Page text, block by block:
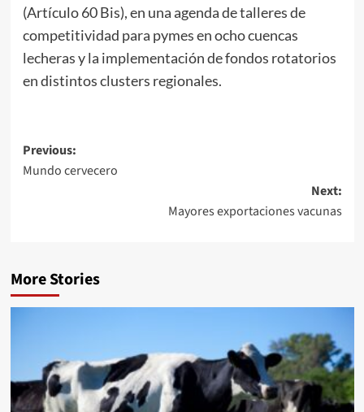
(Artículo 60 Bis), en una agenda de talleres de
competitividad para pymes en ocho cuencas
lecheras y la implementación de fondos rotatorios
en distintos clusters regionales.
Post
navigation
Previous:
Mundo cervecero
Next:
Mayores exportaciones vacunas
More Stories